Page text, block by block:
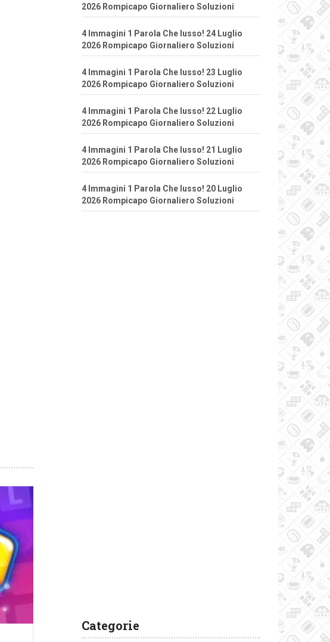
2026 Rompicapo Giornaliero Soluzioni
4 Immagini 1 Parola Che lusso! 24 Luglio
2026 Rompicapo Giornaliero Soluzioni
4 Immagini 1 Parola Che lusso! 23 Luglio
2026 Rompicapo Giornaliero Soluzioni
4 Immagini 1 Parola Che lusso! 22 Luglio
2026 Rompicapo Giornaliero Soluzioni
4 Immagini 1 Parola Che lusso! 21 Luglio
2026 Rompicapo Giornaliero Soluzioni
4 Immagini 1 Parola Che lusso! 20 Luglio
2026 Rompicapo Giornaliero Soluzioni
Categorie